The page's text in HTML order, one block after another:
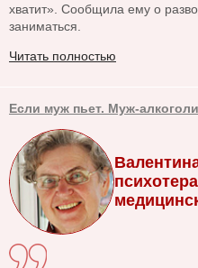
хватит». Сообщила ему о
заниматься.
Читать полностью
Если муж пьет. Муж-